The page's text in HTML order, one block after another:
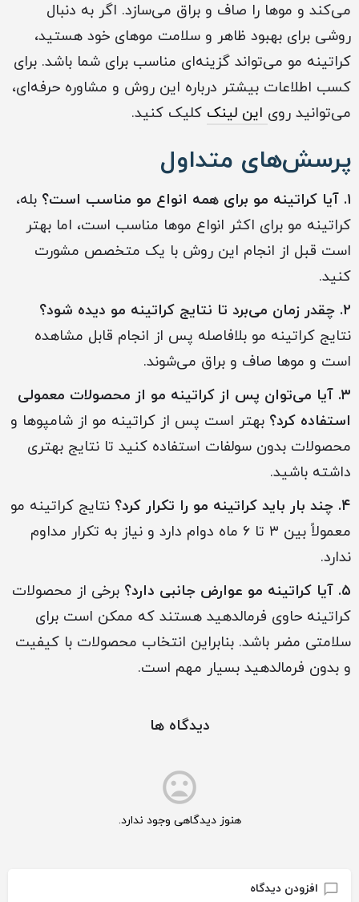
می‌کند و موها را صاف و براق می‌سازد. اگر به دنبال
روشی برای بهبود ظاهر و سلامت موهای خود هستید،
کراتینه مو می‌تواند گزینه‌ای مناسب برای شما باشد. برای
کسب اطلاعات بیشتر درباره این روش و مشاوره حرفه‌ای،
می‌توانید روی این لینک کلیک کنید.
پرسش‌های متداول
۱. آیا کراتینه مو برای همه انواع مو مناسب است؟
بله،
کراتینه مو برای اکثر انواع موها مناسب است، اما بهتر
است قبل از انجام این روش با یک متخصص مشورت
کنید.
۲. چقدر زمان می‌برد تا نتایج کراتینه مو دیده شود؟
نتایج کراتینه مو بلافاصله پس از انجام قابل مشاهده
است و موها صاف و براق می‌شوند.
۳. آیا می‌توان پس از کراتینه مو از محصولات معمولی
استفاده کرد؟ بهتر است پس از کراتینه مو از شامپوها و
محصولات بدون سولفات استفاده کنید تا نتایج بهتری
داشته باشید.
۴. چند بار باید کراتینه مو را تکرار کرد؟
نتایج کراتینه مو
معمولاً بین ۳ تا ۶ ماه دوام دارد و نیاز به تکرار مداوم
ندارد.
۵. آیا کراتینه مو عوارض جانبی دارد؟
برخی از محصولات
کراتینه حاوی فرمالدهید هستند که ممکن است برای
سلامتی مضر باشد. بنابراین انتخاب محصولات با کیفیت
و بدون فرمالدهید بسیار مهم است.
دیدگاه ها
هنوز دیدگاهی وجود ندارد.
افزودن دیدگاه